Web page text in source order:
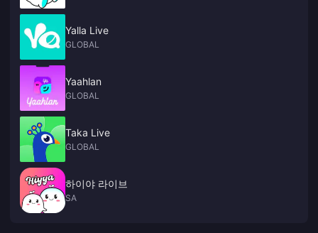
Yalla Live
GLOBAL
Yaahlan
GLOBAL
Taka Live
GLOBAL
하이야 라이브
SA